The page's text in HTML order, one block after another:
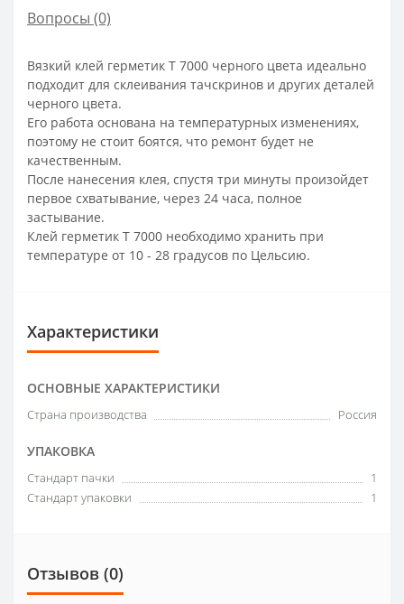
Вопросы (0)
Вязкий клей герметик Т 7000 черного цвета идеально
подходит для склеивания тачскринов и других деталей
черного цвета.
Его работа основана на температурных изменениях,
поэтому не стоит боятся, что ремонт будет не
качественным.
После нанесения клея, спустя три минуты произойдет
первое схватывание, через 24 часа, полное
застывание.
Клей герметик Т 7000 необходимо хранить при
температуре от 10 - 28 градусов по Цельсию.
Характеристики
ОСНОВНЫЕ ХАРАКТЕРИСТИКИ
Страна производства Россия
УПАКОВКА
Стандарт пачки
1
Стандарт упаковки
1
Отзывов (0)